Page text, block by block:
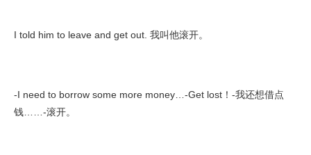
I told him to leave and get out. 我叫他滚开。
-I need to borrow some more money…-Get lost！-我还想借点
钱……-滚开。